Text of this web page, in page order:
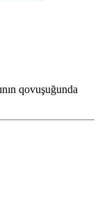
qovuşuğunda